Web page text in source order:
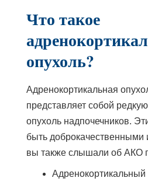
Что такое
опухоль?
Адренокортикальная
представляет собой редкую
опухоль надпочечников.
быть доброкачественными
вы также слышали об АКО
Адренокортикальный